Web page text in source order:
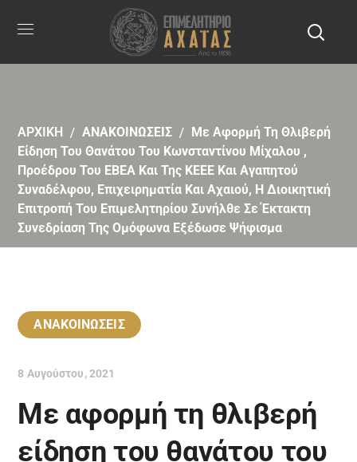
ΑΡΧΙΚΗ ΑΝΑΚΟΙΝΩΣΕΙΣ
Με Αφορμή Τη Θλιβερή
Είδηση Του Θανάτου Του Κωνσταντίνου Μίχαλου ,
Προέδρου Του ΕΒΕΑ Και Της ΚΕΕΕ Και Αγαπητού
Συναδέλφου, Επιχειρηματία Και Αχαιού, Η Διοικητική
Επιτροπή Του Επιμελητηρίου Συνήλθε Σε Έκτακτη
Συνεδρίαση Της Ομόφωνα Εξέδωσε Ψήφισμα
ΑΝΑΚΟΙΝΩΣΕΙΣ
8 Αυγούστου, 2021
Με αφορμή τη θλιβερή
είδηση του θανάτου του